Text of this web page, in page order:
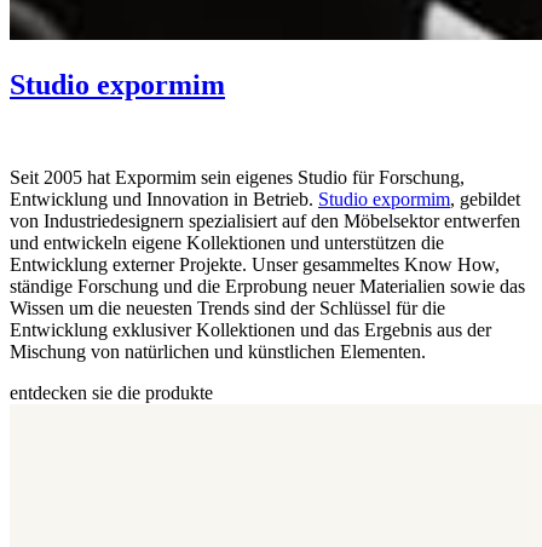
Studio expormim
Seit 2005 hat Expormim sein eigenes Studio für Forschung,
Entwicklung und Innovation in Betrieb. Studio expormim, gebildet
von Industriedesignern spezialisiert auf den Möbelsektor entwerfen
und entwickeln eigene Kollektionen und unterstützen die
Entwicklung externer Projekte. Unser gesammeltes Know How,
ständige Forschung und die Erprobung neuer Materialien sowie das
Wissen um die neuesten Trends sind der Schlüssel für die
Entwicklung exklusiver Kollektionen und das Ergebnis aus der
Mischung von natürlichen und künstlichen Elementen.
entdecken sie die produkte